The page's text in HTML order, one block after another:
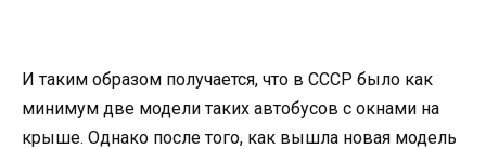
И таким образом получается, что в СССР было как
минимум две модели таких автобусов с окнами на
крыше. Однако после того, как вышла новая модель